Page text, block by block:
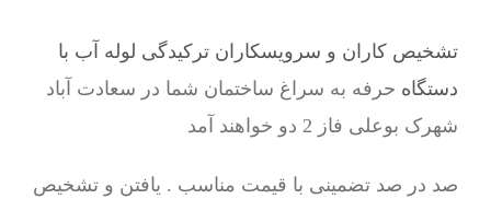
تشخیص کاران و سرویسکاران ترکیدگی لوله آب با
دستگاه حرفه به سراغ ساختمان شما در سعادت آباد
شهرک بوعلی فاز 2 دو خواهند آمد
صد در صد تضمینی با قیمت مناسب . یافتن و تشخیص